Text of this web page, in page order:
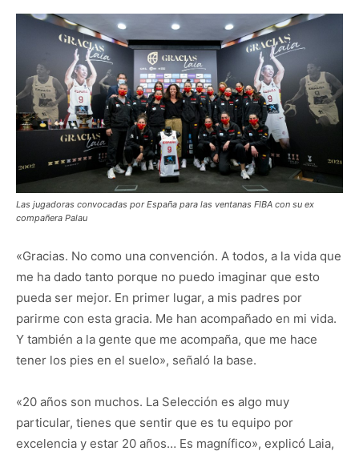
Las jugadoras convocadas por España para las ventanas FIBA con su ex
compañera Palau
«Gracias. No como una convención. A todos, a la vida que
me ha dado tanto porque no puedo imaginar que esto
pueda ser mejor. En primer lugar, a mis padres por
parirme con esta gracia. Me han acompañado en mi vida.
Y también a la gente que me acompaña, que me hace
tener los pies en el suelo», señaló la base.
«20 años son muchos. La Selección es algo muy
particular, tienes que sentir que es tu equipo por
excelencia y estar 20 años… Es magnífico», explicó Laia,